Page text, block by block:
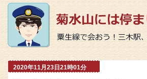
2020年11月23日21時01分